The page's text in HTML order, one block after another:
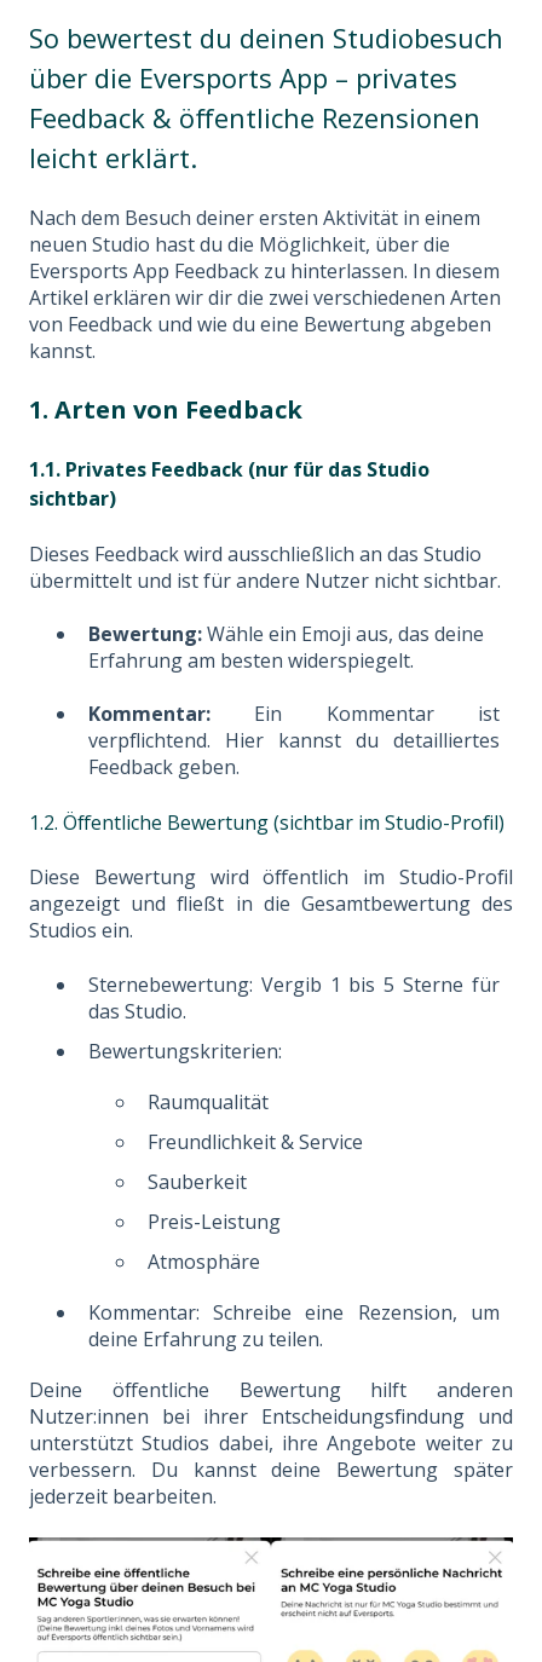
So bewertest du deinen Studiobesuch
über die Eversports App – privates
Feedback & öffentliche Rezensionen
leicht erklärt.
Nach dem Besuch deiner ersten Aktivität in einem
neuen Studio hast du die Möglichkeit, über die
Eversports App Feedback zu hinterlassen. In diesem
Artikel erklären wir dir die zwei verschiedenen Arten
von Feedback und wie du eine Bewertung abgeben
kannst.
1. Arten von Feedback
1.1. Privates Feedback (nur für das Studio
sichtbar)
Dieses Feedback wird ausschließlich an das Studio
übermittelt und ist für andere Nutzer nicht sichtbar.
Bewertung:Wähle ein Emoji aus, das deine
Erfahrung am besten widerspiegelt.
Kommentar: Ein Kommentar ist
verpflichtend. Hier kannst du detailliertes
Feedback geben.
1.2. Öffentliche Bewertung (sichtbar im Studio-Profil)
Diese Bewertung wird öffentlich im Studio-Profil
angezeigt und fließt in die Gesamtbewertung des
Studios ein.
Sternebewertung: Vergib 1 bis 5 Sterne für
das Studio.
Bewertungskriterien:
Raumqualität
Freundlichkeit & Service
Sauberkeit
Preis-Leistung
Atmosphäre
Kommentar: Schreibe eine Rezension, um
deine Erfahrung zu teilen.
Deine öffentliche Bewertung hilft anderen
Nutzer:innen bei ihrer Entscheidungsfindung und
unterstützt Studios dabei, ihre Angebote weiter zu
verbessern. Du kannst deine Bewertung später
jederzeit bearbeiten.